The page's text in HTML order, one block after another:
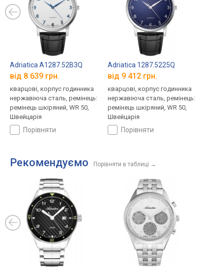
Adriatica A1287.52B3Q
від 8 639 грн.
кварцові, корпус годинника
нержавіюча сталь, ремінець:
ремінець шкіряний, WR 50,
Швейцарія
порівняти
Adriatica 1287.5225Q
від 9 412 грн.
кварцові, корпус годинника
нержавіюча сталь, ремінець:
ремінець шкіряний, WR 50,
Швейцарія
порівняти
Рекомендуємо Порівняти в таблиці →